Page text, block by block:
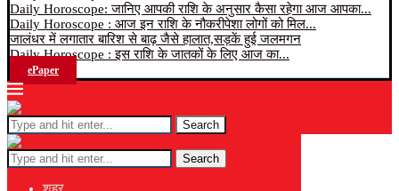
Daily Horoscope: जानिए आपकी राशि के अनुसार कैसा रहेगा आज आपका...
Daily Horoscope : आज इन राशि के नौकरीपेशा लोगों को मिल...
जालंधर में लगातार बारिश से बाढ़ जैसे हालात,सड़कें हुई जलमगन
Daily Horoscope : इस राशि के जातकों के लिए आज का...
ePaper
Search
Search